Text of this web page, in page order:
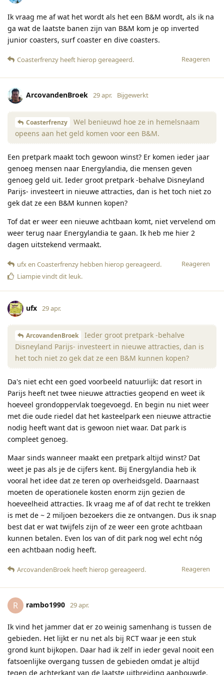
Ik vraag me af wat het wordt als het een B&M wordt, als ik na
ga wat de laatste banen zijn van B&M kom je op inverted
junior coasters, surf coaster en dive coasters.
Reageren
Coasterfrenzy heeft hierop gereageerd.
ArcovandenBroek 29 apr. Bijgewerkt
Coasterfrenzy
Wel benieuwd hoe ze in hemelsnaam
opeens aan het geld komen voor een B&M.
Een pretpark maakt toch gewoon winst? Er komen ieder jaar
genoeg mensen naar Energylandia, die mensen geven
genoeg geld uit. Ieder groot pretpark -behalve Disneyland
Parijs- investeert in nieuwe attracties, dan is het toch niet zo
gek dat ze een B&M kunnen kopen?
Tof dat er weer een nieuwe achtbaan komt, niet vervelend om
weer terug naar Energylandia te gaan. Ik heb me hier 2
dagen uitstekend vermaakt.
Reageren
ufxen Coasterfrenzy hebben hierop gereageerd.
Liampievindt dit leuk.
ufx 29 apr.
ArcovandenBroek
Ieder groot pretpark -behalve
Disneyland Parijs- investeert in nieuwe attracties, dan is
het toch niet zo gek dat ze een B&M kunnen kopen?
Da's niet echt een goed voorbeeld natuurlijk: dat resort in
Parijs heeft net twee nieuwe attracties geopend en weet ik
hoeveel grondoppervlak toegevoegd. En begin nu niet weer
met die oude riedel dat het kasteelpark een nieuwe attractie
nodig heeft want dat is gewoon niet waar. Dat park is
compleet genoeg.
Maar sinds wanneer maakt een pretpark altijd winst? Dat
weet je pas als je de cijfers kent. Bij Energylandia heb ik
vooral het idee dat ze teren op overheidsgeld. Daarnaast
moeten de operationele kosten enorm zijn gezien de
hoeveelheid attracties. Ik vraag me af of dat recht te trekken
is met de ~ 2 miljoen bezoekers die ze ontvangen. Dus ik snap
best dat er wat twijfels zijn of ze weer een grote achtbaan
kunnen betalen. Even los van of dit park nog wel echt nóg
een achtbaan nodig heeft.
Reageren
ArcovandenBroek heeft hierop gereageerd.
R rambo1990 29 apr.
Ik vind het jammer dat er zo weinig samenhang is tussen de
gebieden. Het lijkt er nu net als bij RCT waar je een stuk
grond kunt bijkopen. Daar had ik zelf in ieder geval nooit een
fatsoenlijke overgang tussen de gebieden omdat je altijd
tegen de achterkant van de laatste uitbreiding aanbouwde.